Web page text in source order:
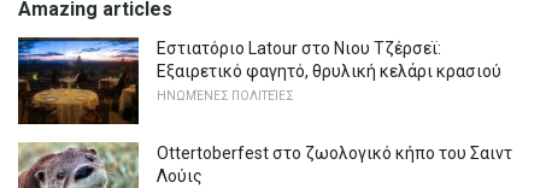
Amazing articles
Εστιατόριο Latour στο Νιου Τζέρσεϊ:
Εξαιρετικό φαγητό, θρυλική κελάρι κρασιού
ΗΝΩΜΈΝΕΣ ΠΟΛΙΤΕΊΕΣ
Ottertoberfest στο ζωολογικό κήπο του Σαιντ
Λούις